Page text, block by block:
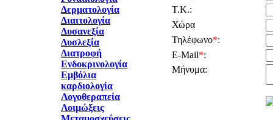
Δερματολογία
Διαιτολογία
Δυσανεξία
Δυσλεξία
Διατροφή
Ενδοκρινολογία
Εμβόλια
καρδιολογία
Λογοθεραπεία
Λοιμώξεις
Τ.Κ.:
Χώρα
Τηλέφωνο*:
E-Mail*:
Μήνυμα: